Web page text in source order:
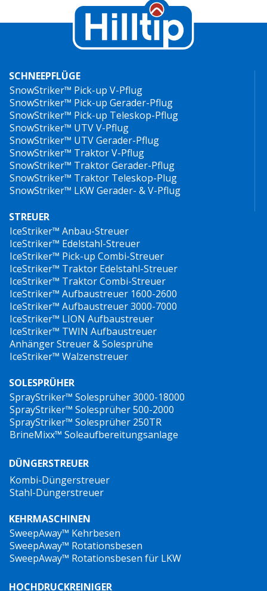
SCHNEEPFLÜGE
SnowStriker™ Pick-up V-Pflug
SnowStriker™ Pick-up Gerader-Pflug
SnowStriker™ Pick-up Teleskop-Pflug
SnowStriker™ UTV V-Pflug
SnowStriker™ UTV Gerader-Pflug
SnowStriker™ Traktor V-Pflug
SnowStriker™ Traktor Gerader-Pflug
SnowStriker™ Traktor Teleskop-Plug
SnowStriker™ LKW Gerader- & V-Pflug
STREUER
IceStriker™ Anbau-Streuer
IceStriker™ Edelstahl-Streuer
IceStriker™ Pick-up Combi-Streuer
IceStriker™ Traktor Edelstahl-Streuer
IceStriker™ Traktor Combi-Streuer
IceStriker™ Aufbaustreuer 1600-2600
IceStriker™ Aufbaustreuer 3000-7000
IceStriker™ LION Aufbaustreuer
IceStriker™ TWIN Aufbaustreuer
Anhänger Streuer & Solesprühe
IceStriker™ Walzenstreuer
SOLESPRÜHER
SprayStriker™ Solesprüher 3000-18000
SprayStriker™ Solesprüher 500-2000
SprayStriker™ Solesprüher 250TR
BrineMixx™ Soleaufbereitungsanlage
DÜNGERSTREUER
Kombi-Düngerstreuer
Stahl-Düngerstreuer
KEHRMASCHINEN
SweepAway™ Kehrbesen
SweepAway™ Rotationsbesen
SweepAway™ Rotationsbesen für LKW
HOCHDRUCKREINIGER